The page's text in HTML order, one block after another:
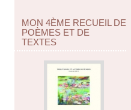
MON 4ÈME RECUEIL DE
POÈMES ET DE
TEXTES